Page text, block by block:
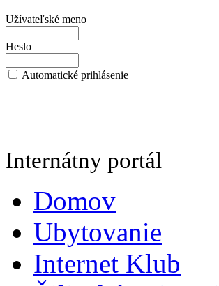
Užívateľské meno
Heslo
Automatické prihlásenie
Internátny portál
Domov
Ubytovanie
Internet Klub